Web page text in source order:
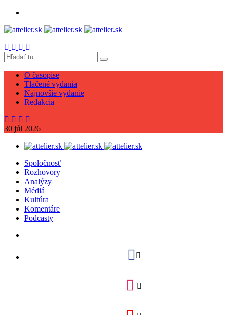
O časopise
Tlačené vydania
Najnovšie vydanie
Redakcia
30 júl 2026
Spoločnosť
Rozhovory
Analýzy
Médiá
Kultúra
Komentáre
Podcasty